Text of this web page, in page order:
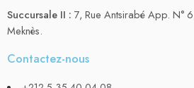
Succursale II : 7, Rue Antsirabé App. N°
Meknès.
Contactez-nous